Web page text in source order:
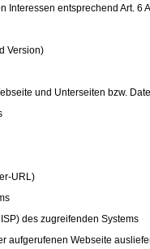
entsprechend Art. 6
Version)
und Unterseiten bzw.
URL)
des zugreifenden Systems
aufgerufenen Webseite